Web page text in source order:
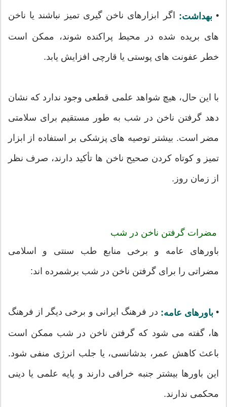
• بهداشت: اگر ابزارهای ناخن گیری تمیز نباشند یا ناخن
های بریده شده در محیط پراکنده شوند، ممکن است
خطر عفونت های پوستی یا قارچی افزایش یابد.
با این حال، هیچ شواهد علمی قطعی وجود ندارد که نشان
دهد گرفتن ناخن در شب به طور مستقیم برای سلامتی
مضر است. بیشتر توصیه های پزشکی بر استفاده از ابزار
تمیز و کوتاه کردن صحیح ناخن ها تأکید دارند، صرف نظر
از زمان روز.
مضرات گرفتن ناخن در شب
باورهای عامه و برخی منابع طب سنتی و اسلامی
مضراتی را برای گرفتن ناخن در شب برشمرده اند:
• باورهای عامه: در فرهنگ ایرانی و برخی دیگر از فرهنگ
ها، گفته می شود که گرفتن ناخن در شب ممکن است
باعث کاهش عمر، بدشانسی، یا جلب انرژی منفی شود.
این باورها بیشتر جنبه خرافی دارند و پایه علمی یا دینی
محکمی ندارند.